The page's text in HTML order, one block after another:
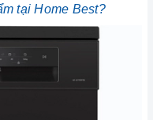
tại Home Best?